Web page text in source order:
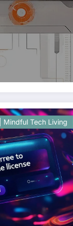
Mindful Tech Living